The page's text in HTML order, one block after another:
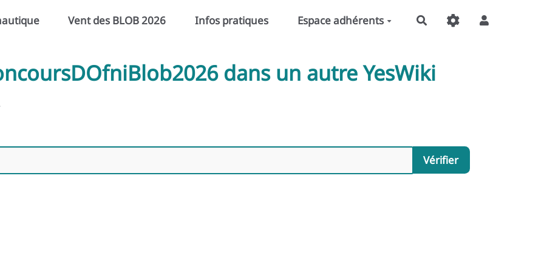
Vent des BLOB 2026 Infos pratiques Espace adhérents Rechercher
dans un autre YesWiki
Vérifier